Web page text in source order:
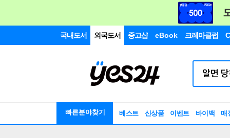
국내도서 외국도서 중고샵 eBook 크레마클럽
빠른분야찾기 베스트 신상품 이벤트 바이백 매